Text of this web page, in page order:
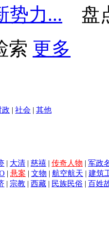
势力...
盘
索 更多
政 | 社会 | 其他
| 大清 | 慈禧 | 传奇人物 | 军政
| 悬案 | 文物 | 航空航天 | 建筑
| 宗教 | 西藏 | 民族民俗 | 百姓